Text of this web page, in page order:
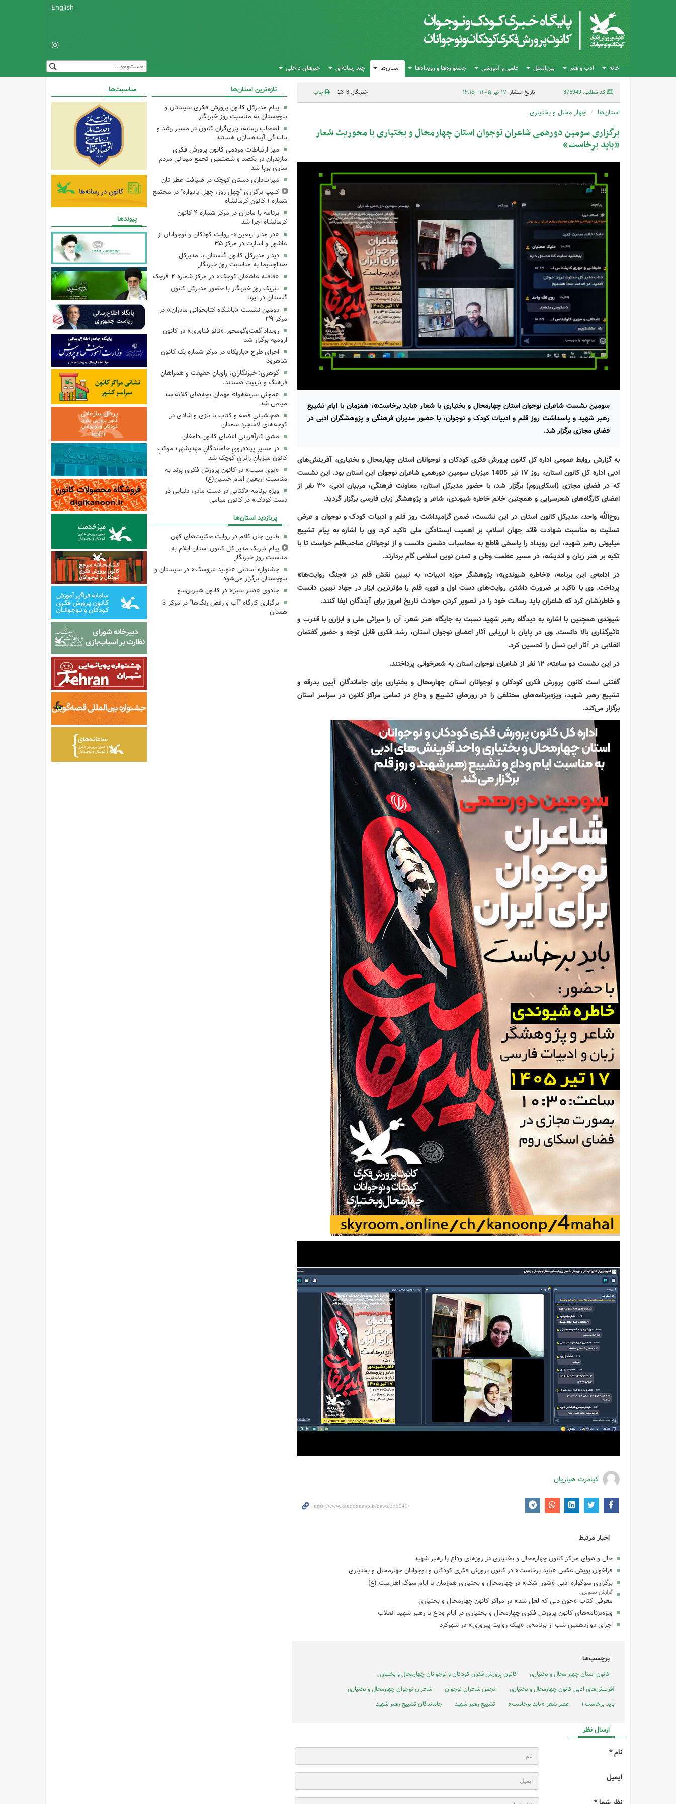
English
خانه ادب و هنر بین‌الملل علمی و آموزشی جشنواره‌ها و رویدادها استان‌ها چند رسانه‌ای خبرهای داخلی
کد مطلب: 375949 تاریخ انتشار:۱۷ تیر ۱۴۰۵ - ۱۶:۱۵ خبرنگار: 3_23 چاپ
استان‌ها چهار محال و بختیاری
برگزاری سومین دورهمی شاعران نوجوان استان چهارمحال و بختیاری با محوریت شعار
«باید برخاست»
سومین نشست شاعران نوجوان استان چهارمحال و بختیاری با شعار «باید برخاست»، همزمان با ایام تشییع
رهبر شهید و پاسداشت روز قلم و ادبیات کودک و نوجوان، با حضور مدیران فرهنگی و پژوهشگران ادبی در
فضای مجازی برگزار شد.
به گزارش روابط عمومی اداره کل کانون پرورش فکری کودکان و نوجوانان استان چهارمحال و بختیاری، آفرینش‌های
ادبی اداره کل کانون استان، روز۱۷
تیر 1405 میزبان سومین دورهمی شاعران نوجوان این استان بود. این نشست
که در فضای مجازی (اسکای‌روم) برگزار شد، با حضور مدیرکل استان، معاونت فرهنگی، مربیان ادبی، ۳۰ نفر از
اعضای کارگاه‌های شعرسرایی و همچنین خانم خاطره شیوندی، شاعر و پژوهشگر زبان فارسی برگزار گردید.
روح‌الله واحد، مدیرکل کانون استان در این نشست، ضمن گرامیداشت روز قلم و ادبیات کودک و نوجوان و عرض
تسلیت به مناسبت شهادت قائد جهان اسلام، بر اهمیت ایستادگی ملی تاکید کرد. وی با اشاره به پیام تشییع
میلیونی رهبر شهید، این رویداد را پاسخی قاطع به محاسبات دشمن دانست و از نوجوانان صاحب‌قلم خواست تا با
تکیه بر هنر زبان و اندیشه، در مسیر عظمت وطن و تمدن نوین اسلامی گام بردارند.
در ادامه‌ی این برنامه، «خاطره شیوندی»، پژوهشگر حوزه ادبیات، به تبیین نقش قلم در «جنگ روایت‌ها»
پرداخت. وی با تاکید بر ضرورت داشتن روایت‌های دست اول و قوی، قلم را مؤثرترین ابزار در جهاد تبیین دانست
و خاطرنشان کرد که شاعران باید رسالت خود را در تصویر کردن حوادث تاریخ امروز برای آیندگان ایفا کنند.
شیوندی همچنین با اشاره به دیدگاه رهبر شهید نسبت به جایگاه هنر شعر، آن را میراثی ملی و ابزاری با قدرت و
تاثیرگذاری بالا دانست. وی در پایان با ارزیابی آثار اعضای نوجوان استان، رشد فکری قابل توجه و حضور گفتمان
انقلابی در آثار این نسل را تحسین کرد.
در این نشست دو ساعته، ۱۲ نفر از شاعران نوجوان استان به شعرخوانی پرداختند.
گفتنی است کانون پرورش فکری کودکان و نوجوانان استان چهارمحال و بختیاری برای جاماندگان آیین بدرقه و
تشییع رهبر شهید، ویژه‌برنامه‌های مختلفی را در روزهای تشییع و وداع در تمامی مراکز کانون در سراسر استان
برگزار می‌کند.
کیامرث هیاریان
اخبار مرتبط
حال و هوای مراکز کانون چهارمحال و بختیاری در روزهای وداع با رهبر شهید
فراخوان پویش عکس «باید برخاست» در کانون پرورش فکری کودکان و نوجوانان چهارمحال و بختیاری
برگزاری سوگواره ادبی «شور اشک» در چهارمحال و بختیاری هم‌زمان با ایام سوگ اهل‌بیت (ع)
گزارش تصویری
معرفی کتاب «خون دلی که لعل شد» در مراکز کانون چهارمحال و بختیاری
ویژه‌برنامه‌های کانون پرورش فکری چهارمحال و بختیاری در ایام وداع با رهبر شهید انقلاب
اجرای دوازدهمین شب از برنامه‌ی «پیک روایت پیروزی» در شهرکرد
برچسب‌ها
کانون استان چهار محال و بختیاری
کانون پرورش فکری کودکان و نوجوانان چهارمحال و بختیاری
آفرینش‌های ادبی کانون چهارمحال و بختیاری
انجمن شاعران نوجوان
شاعران نوجوان چهارمحال و بختیاری
باید برخاست ۱
عصر شعر «باید برخاست» تشییع رهبر شهید جاماندگان تشییع رهبر شهید
ارسال نظر
نام *
ایمیل
تازه‌ترین استان‌ها
پیام مدیرکل کانون پرورش فکری سیستان و
بلوچستان به مناسبت روز خبرنگار
اصحاب رسانه، یاری‌گران کانون در مسیر رشد و
بالندگی آینده‌سازان هستند
میز ارتباطات مردمی کانون پرورش فکری
مازندران در یکصد و شصتمین تجمع میدانی مردم
ساری برپا شد
میراث‌داری دستان کوچک در ضیافت عطر نان
کلیپ برگزاری "چهل روز، چهل یادواره" در مجتمع
شماره ۱ کانون کرمانشاه
برنامه با مادران در مرکز شماره ۴ کانون
کرمانشاه اجرا شد
«در مدار اربعین»؛ روایت کودکان و نوجوانان از
عاشورا و اسارت در مرکز ۳۵
دیدار مدیرکل کانون گلستان با مدیرکل
صداوسیما به مناسبت روز خبرنگار
«قافله عاشقان کوچک» در مرکز شماره ۲ قرچک
تبریک روز خبرنگار با حضور مدیرکل کانون
گلستان در ایرنا
دومین نشست «باشگاه کتابخوانی مادران» در
مرکز ۳۹
رویداد گفت‌وگومحور «نانو فناوری» در کانون
ارومیه برگزار شد
اجرای طرح «بازیکا» در مرکز شماره یک کانون
شاهرود
گوهری: خبرنگاران، راویان حقیقت و همراهان
فرهنگ و تربیت هستند.
«موشِ سربه‌هوا» مهمانِ بچه‌های کلاته‌اسد
میامی شد
هم‌نشینیِ قصه و کتاب با بازی و شادی در
کوچه‌های لاسجرد سمنان
مشقِ کارآفرینیِ اعضای کانونِ دامغان
در مسیرِ پیاده‌رویِ جاماندگانِ مهدیشهر؛ موکبِ
کانون میزبانِ زائرانِ کوچک شد
«بوی سیب» در کانون پرورش فکری پرند به
مناسبت اربعین امام حسین(ع)
ویژه برنامه «کتابی در دست مادر، دنیایی در
دست کودک» در کانون میامی
پربازدید استان‌ها
طنین جان کلام در روایت حکایت‌های کهن
پیام تبریک مدیر کل کانون استان ایلام به
مناسبت روز خبرنگار
جشنواره استانی «تولید عروسک» در سیستان و
بلوچستان برگزار می‌شود
جادوی «هنر سبز» در کانون شیرین‌سو
برگزاری کارگاه "آب و رقص رنگ‌ها" در مرکز 3
همدان
مناسبت‌ها
پیوندها